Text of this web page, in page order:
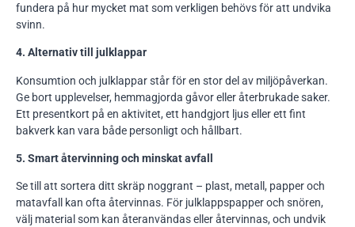
fundera på hur mycket mat som verkligen behövs för att undvika
svinn.
4. Alternativ till julklappar
Konsumtion och julklappar står för en stor del av miljöpåverkan.
Ge bort upplevelser, hemmagjorda gåvor eller återbrukade saker.
Ett presentkort på en aktivitet, ett handgjort ljus eller ett fint
bakverk kan vara både personligt och hållbart.
5. Smart återvinning och minskat avfall
Se till att sortera ditt skräp noggrant – plast, metall, papper och
matavfall kan ofta återvinnas. För julklappspapper och snören,
välj material som kan återanvändas eller återvinnas, och undvik